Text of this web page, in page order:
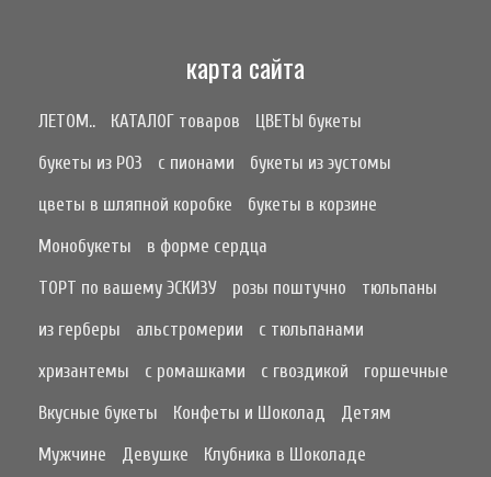
карта сайта
ЛЕТОМ.. КАТАЛОГ товаров
ЦВЕТЫ букеты
букеты из РОЗ
с пионами
букеты из эустомы
цветы в шляпной коробке
букеты в корзине
Монобукеты
в форме сердца
ТОРТ по вашему ЭСКИЗУ
розы поштучно
тюльпаны
из герберы
альстромерии
с тюльпанами
хризантемы
с ромашками с гвоздикой
горшечные
Вкусные букеты
Конфеты и Шоколад
Детям
Мужчине
Девушке
Клубника в Шоколаде